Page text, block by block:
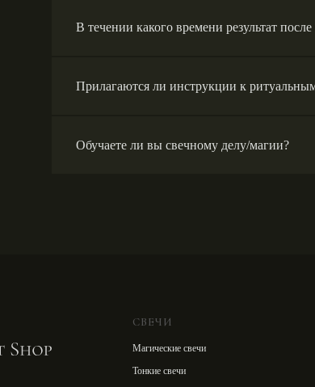
В течении какого времени результат
Прилагаются ли инструкции к
Обучаете ли вы свечному делу/магии?
СВЕЧИ
Магические свечи
Тонкие свечи